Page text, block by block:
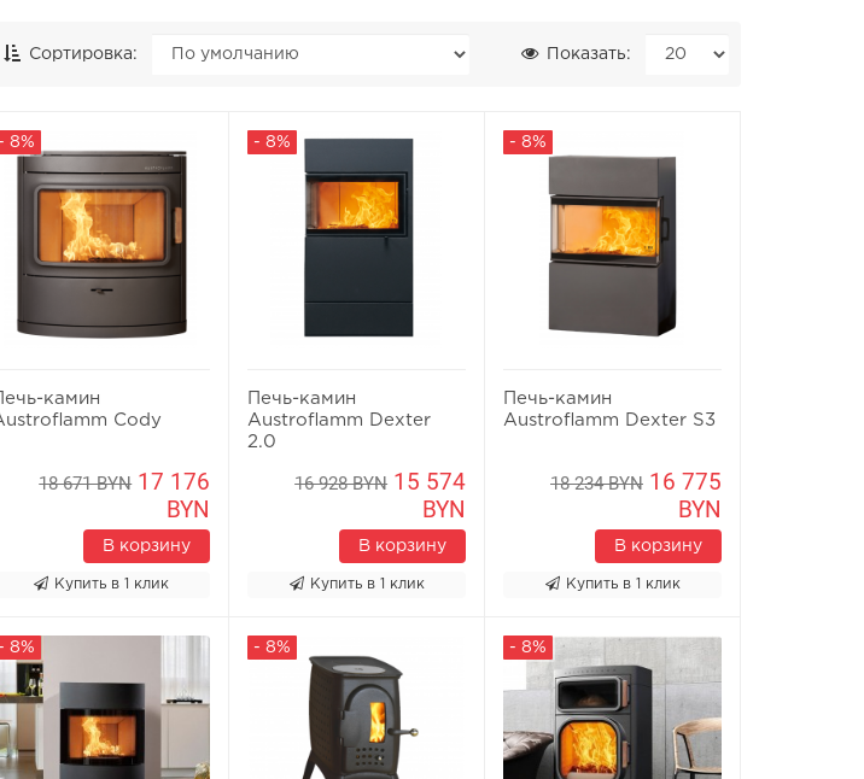
Сортировка: Показать:
- 8%
Печь-камин
Cody
18 671 BYN 17 176
BYN
В корзину
Купить в 1 клик
- 8%
Печь-камин
Austroflamm Dexter
2.0
16 928 BYN 15 574
BYN
В корзину
Купить в 1 клик
- 8%
Печь-камин
Austroflamm Dexter S3
18 234 BYN 16 775
BYN
В корзину
Купить в 1 клик
- 8% - 8% - 8%